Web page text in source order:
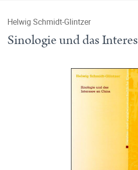
Helwig Schmidt-Glintzer
Sinologie und das